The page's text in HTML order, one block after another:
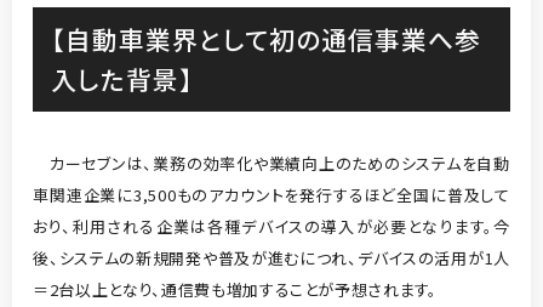
【自動車業界として初の通信事業へ参
入した背景】
カーセブンは、業務の効率化や業績向上のためのシステムを自動
車関連企業に3,500ものアカウントを発行するほど全国に普及して
おり、利用される企業は各種デバイスの導入が必要となります。今
後、システムの新規開発や普及が進むにつれ、デバイスの活用が1人
＝2台以上となり、通信費も増加することが予想されます。